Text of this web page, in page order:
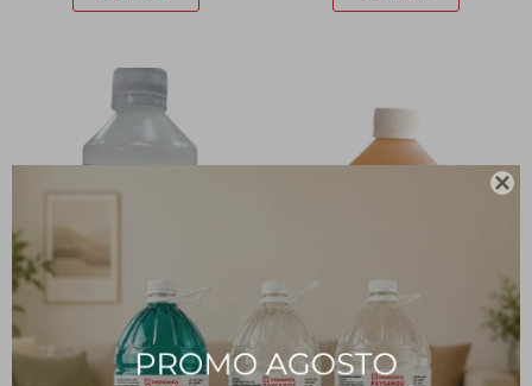

Glicerina Pura - 250 cc
$ 140
Solución Desinfectante -
250 mL